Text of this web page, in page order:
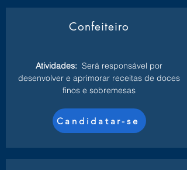
Confeiteiro
Atividades: Será responsável por
desenvolver e aprimorar receitas de doces
finos e sobremesas
Candidatar-se